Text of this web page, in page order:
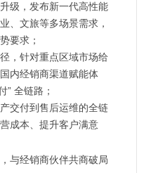
级，发布新一代高性能
、文旅等多场景需求，
要求；
，针对重点区域市场给
内经销商渠道赋能体
” 全链路；
交付到售后运维的全链
成本、提升客户满意
与经销商伙伴共商破局